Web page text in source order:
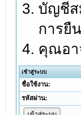
บัญชีส
การยื
คุณอา
เข้าสู่ระบบ
ชื่อใช้งาน:
รหัสผ่าน: